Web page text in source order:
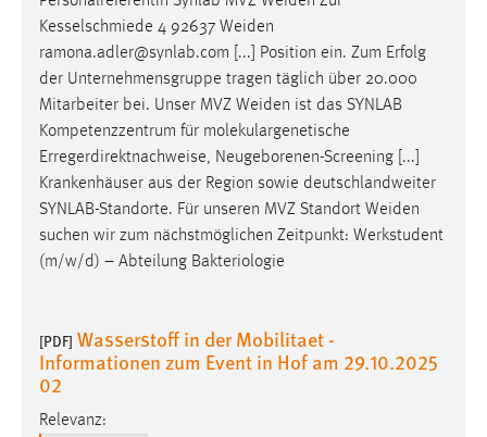
Kesselschmiede 4 92637 Weiden
ramona.adler@synlab.com [...] Position ein. Zum Erfolg
der Unternehmensgruppe tragen täglich über 20.000
Mitarbeiter bei. Unser MVZ Weiden ist das SYNLAB
Kompetenzzentrum für molekulargenetische
Erregerdirektnachweise, Neugeborenen-Screening [...]
Krankenhäuser aus der Region sowie deutschlandweiter
SYNLAB-Standorte. Für unseren MVZ Standort Weiden
suchen wir zum nächstmöglichen Zeitpunkt: Werkstudent
(m/w/d) – Abteilung Bakteriologie
[PDF] Wasserstoff in der Mobilitaet -
Informationen zum Event in Hof am 29.10.2025
02
Relevanz: